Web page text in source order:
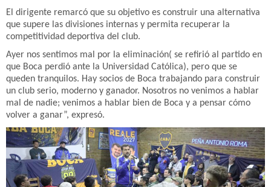
El dirigente remarcó que su objetivo es construir una alternativa
que supere las divisiones internas y permita recuperar la
competitividad deportiva del club.
Ayer nos sentimos mal por la eliminación( se refirió al partido en
que Boca perdió ante la Universidad Católica), pero que se
queden tranquilos. Hay socios de Boca trabajando para construir
un club serio, moderno y ganador. Nosotros no venimos a hablar
mal de nadie; venimos a hablar bien de Boca y a pensar cómo
volver a ganar”, expresó.